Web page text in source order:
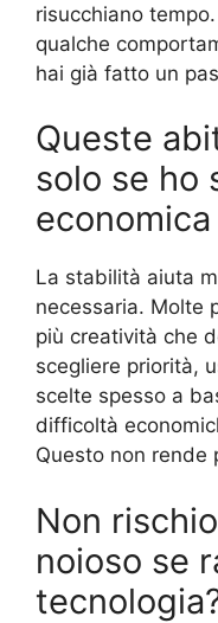
risucchiano
qualche
hai già fatto un
Queste
solo se ho
La stabilità aiuta
necessaria. Molte
più creatività che
scegliere priorità,
scelte spesso a
difficoltà
Questo non rende
Non
noioso se